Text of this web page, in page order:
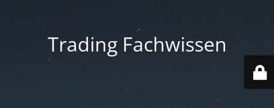
Trading Fachwissen